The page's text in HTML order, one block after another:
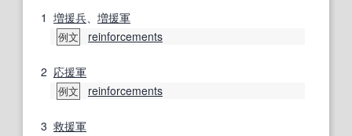
1 増援兵、 増援軍
例文 reinforcements
2 応援軍
例文 reinforcements
3 救援軍